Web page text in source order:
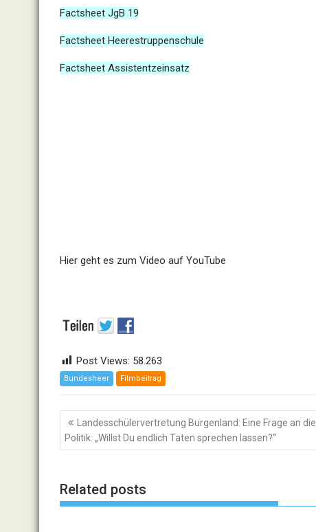
Factsheet JgB 19
Factsheet Heerestruppenschule
Factsheet Assistentzeinsatz
Hier geht es zum Video auf YouTube
Post Views: 58.263
Bundesheer Filmbeitrag
Beitragsnavigation
Landesschülervertretung Burgenland: Eine Frage an die
Politik: „Willst Du endlich Taten sprechen lassen?“
Related posts